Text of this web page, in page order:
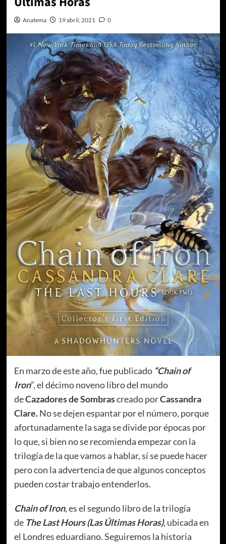
Anatema 19 abril, 2021 0
En marzo de este año, fue publicado “Chain of
Iron”, el décimo noveno libro del mundo
deCazadores de Sombrascreado porCassandra
Clare.No se dejen espantar por el número, porque
afortunadamente la saga se divide por épocas por
lo que, si bien no se recomienda empezar con la
trilogía de la que vamos a hablar, sí se puede hacer
pero con la advertencia de que algunos conceptos
pueden costar trabajo entenderlos.
Chain of Iron, es el segundo libro de la trilogía
de The Last Hours (Las Últimas Horas), ubicada en
el Londres eduardiano. Seguiremos la historia